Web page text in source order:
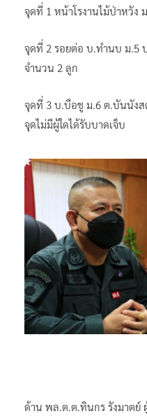
จุดที่ 1 หน้าโรงานไม้ป่าหวัง
จุดที่ 2 รอยต่อ บ.ทำนบ ม.5
จำนวน 2 ลูก
จุดที่ 3 บ.บือชู ม.6 ต.บันนังส
จุดไม่มีผู้ใดได้รับบาดเจ็บ
ด้าน พล.ต.ต.ทินกร รังมาตย์